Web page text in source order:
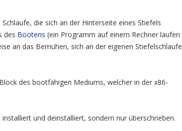
die sich an der Hinterseite eines Stiefels
des Bootens (ein Programm auf einem Rechner laufen
an das Bemühen, sich an der eigenen Stiefelschlaufe
des bootfähigen Mediums, welcher in der x86-
und deinstalliert, sondern nur überschrieben.